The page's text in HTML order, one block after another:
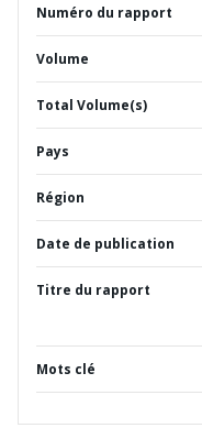
Numéro du rapport
Volume
Total Volume(s)
Pays
Région
Date de publication
Titre du rapport
Mots clé